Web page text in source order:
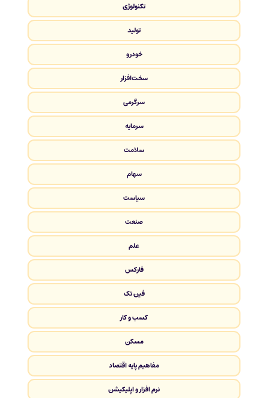
تکنولوژی
تولید
خودرو
سخت‌افزار
سرگرمی
سرمایه
سلامت
سهام
سیاست
صنعت
علم
فارکس
فین تک
کسب و کار
مسکن
مفاهیم پایه اقتصاد
نرم افزار و اپلیکیشن